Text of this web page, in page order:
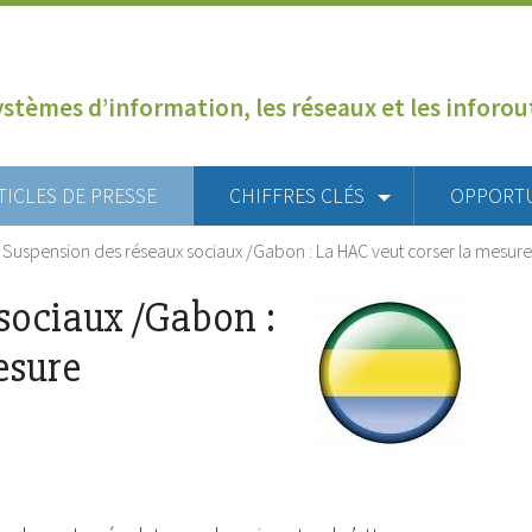
d’information, les réseaux et les
DE PRESSE CHIFFRES CLÉS
Suspension des réseaux sociaux /Gabon : La HAC veut corser la mesure
/Gabon :